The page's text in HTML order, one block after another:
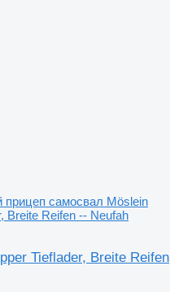
прицеп самосвал Möslein
Breite Reifen -- Neufah
Tieflader, Breite Reifen